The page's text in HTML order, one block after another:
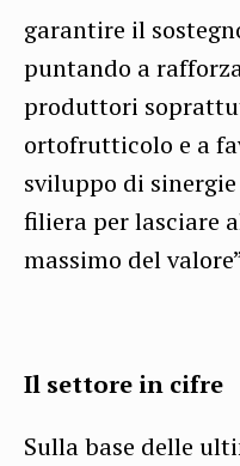
garantire il
puntando a
produttori
ortofrutticolo e a
sviluppo di
filiera per lasciare
massimo del
Il settore in cifre
Sulla base delle